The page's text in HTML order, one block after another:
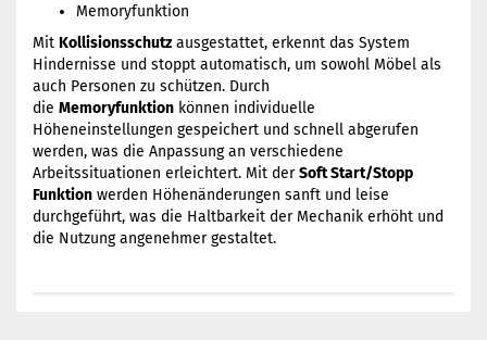
Memoryfunktion
Mit Kollisionsschutzausgestattet, erkennt das System
Hindernisse und stoppt automatisch, um sowohl Möbel als
auch Personen zu schützen. Durch
die Memoryfunktion können individuelle
Höheneinstellungen gespeichert und schnell abgerufen
werden, was die Anpassung an verschiedene
Arbeitssituationen erleichtert. Mit derSoft Start/Stopp
Funktion werden Höhenänderungen sanft und leise
durchgeführt, was die Haltbarkeit der Mechanik erhöht und
die Nutzung angenehmer gestaltet.